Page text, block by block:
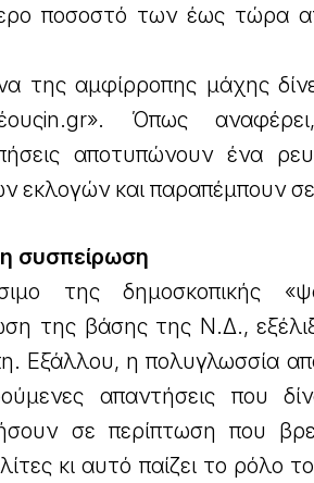
ποσοστό των έως τώρα
της αμφίρροπης μάχης
Όπως
αποτυπώνουν ένα
εκλογών και παραπέμπουν
συσπείρωση
της δημοσκοπικής
της βάσης της Ν.Δ.,
Εξάλλου, η πολυγλωσσία
απαντήσεις που
σε περίπτωση που
κι αυτό παίζει το ρόλο